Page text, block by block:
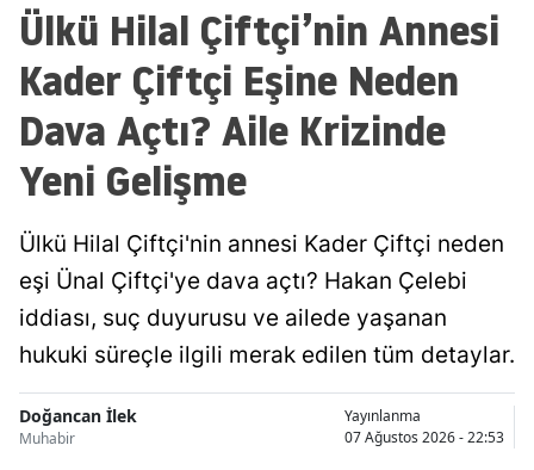
Ülkü Hilal Çiftçi’nin Annesi
Kader Çiftçi Eşine Neden
Dava Açtı? Aile Krizinde
Yeni Gelişme
Ülkü Hilal Çiftçi'nin annesi Kader Çiftçi neden
eşi Ünal Çiftçi'ye dava açtı? Hakan Çelebi
iddiası, suç duyurusu ve ailede yaşanan
hukuki süreçle ilgili merak edilen tüm detaylar.
Doğancan İlek
Muhabir
Yayınlanma
07 Ağustos 2026 - 22:53